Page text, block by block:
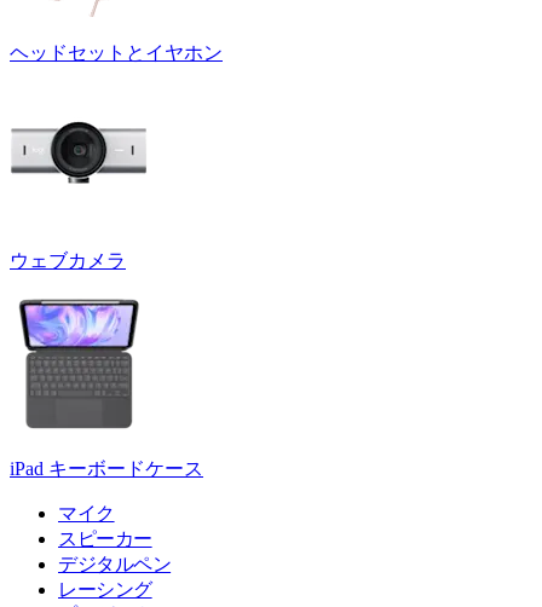
ヘッドセットとイヤホン
ウェブカメラ
iPad キーボードケース
マイク
スピーカー
デジタルペン
レーシング